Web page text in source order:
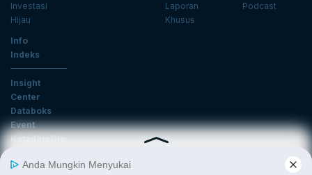
Investasi
Hijau
Laporan
Khusus
Podcast
Info
Indeks
Insight
Center
Databoks
Event
KatadataOto